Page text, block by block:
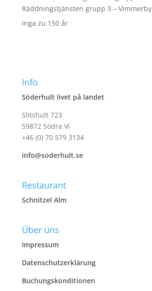
Räddningstjänsten grupp 3 – Vimmerby
Inga zu 150 år
Info
Söderhult livet på landet
Slitshult 723
59872 Södra Vi
+46 (0) 70 579 3134
info@soderhult.se
Restaurant
Schnitzel Alm
Über uns
Impressum
Datenschutzerklärung
Buchungskonditionen